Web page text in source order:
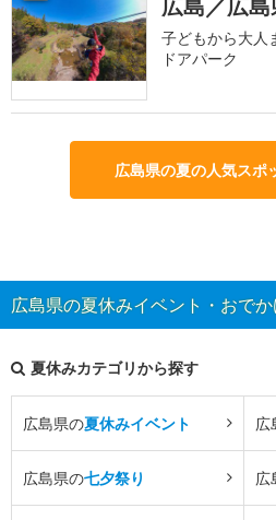
広島／広
子どもから大人
ドアパーク
広島県の夏の人気スポ
広島県の夏休みイベント・おで
夏休みカテゴリから探す
広島県の夏休みイベント 広
広島県の七夕祭り 広